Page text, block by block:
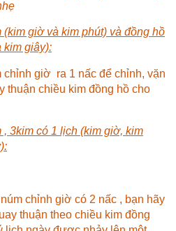
giờ và kim phút) và đồng hồ
kim giây):
chỉnh giờ ra 1 nấc để chỉnh, vặn
thuận chiều kim đồng hồ cho
3kim có 1 lịch (kim giờ, kim
chỉnh giờ có 2 nấc , bạn hãy
thuận theo chiều kim đồng